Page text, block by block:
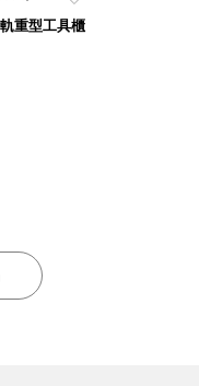
重型工具櫃